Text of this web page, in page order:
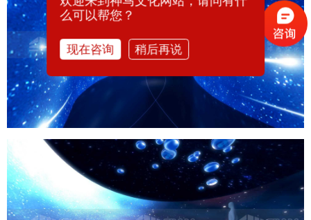
么可以帮您？
现在咨询 稍后再说